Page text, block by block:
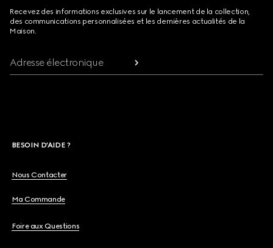
Recevez des informations exclusives sur le lancement de la collection,
des communications personnalisées et les dernières actualités de la
Maison.
Adresse électronique
BESOIN D'AIDE ?
Nous Contacter
Ma Commande
Foire aux Questions